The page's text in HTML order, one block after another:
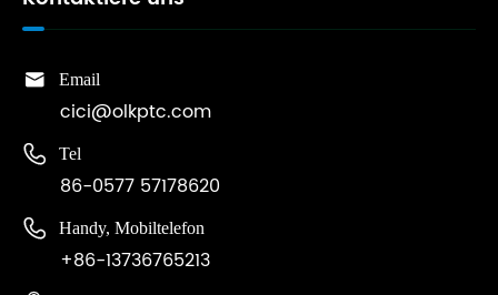
 Email
cici@olkptc.com
 Tel
86-0577 57178620
 Handy, Mobiltelefon
+86-13736765213